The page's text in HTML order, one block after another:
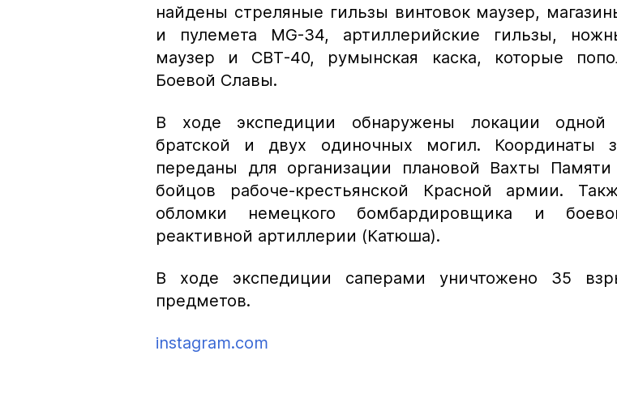
найдены стреляные гильзы винтовок маузер,
и пулемета MG-34, артиллерийские гильзы,
маузер и СВТ-40, румынская каска, которые
Боевой Славы.
В ходе экспедиции обнаружены локации одной
братской и двух одиночных могил. Координаты
переданы для организации плановой Вахты
бойцов рабоче-крестьянской Красной армии.
обломки немецкого бомбардировщика и
реактивной артиллерии (Катюша).
В ходе экспедиции саперами уничтожено 35
предметов.
instagram.com